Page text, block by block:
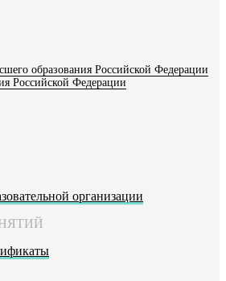
образования Российской Федерации
Российской Федерации
организации